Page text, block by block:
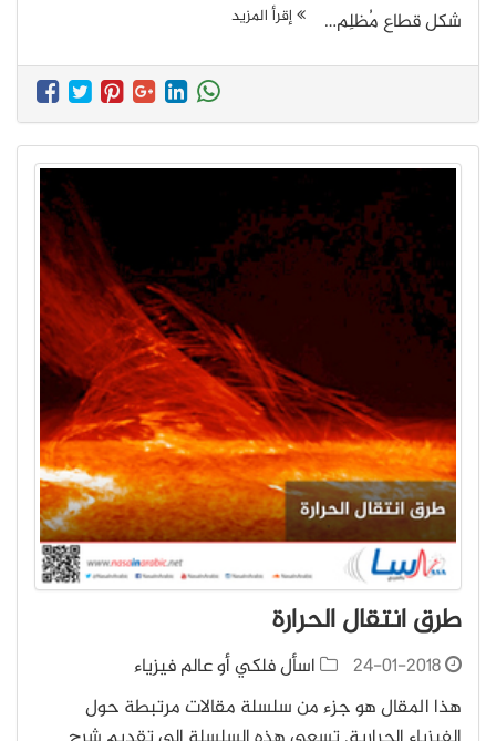
شكل قطاع مُظلِم…
إقرأ المزيد
طرق انتقال الحرارة
24-01-2018
اسأل فلكي أو عالم فيزياء
هذا المقال هو جزء من سلسلة مقالات مرتبطة حول